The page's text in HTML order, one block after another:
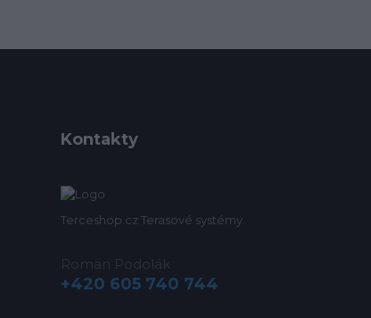
Kontakty
Terceshop.cz Terasové systémy
Roman Podolák
+420 605 740 744